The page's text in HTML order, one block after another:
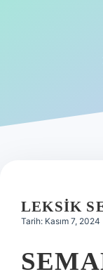
Hakkımızda
LEKSIK
Tarih: Kasım 7, 2024